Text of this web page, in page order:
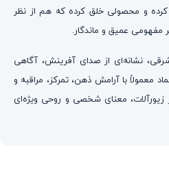
و محصولی خلق کرده که هم از نظر
عمیق و ماندگار.
نشانه‌ای از صدای آفرینش، آگاهی
معمولاً با آرامش ذهن، تمرکز، مراقبه و
معنای شخصی و روحی ویژه‌ای